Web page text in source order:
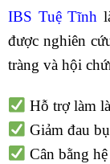
IBS Tuệ Tĩnh
được nghiên
tràng và hội
Hỗ trợ làm
Giảm đau
Cân bằng